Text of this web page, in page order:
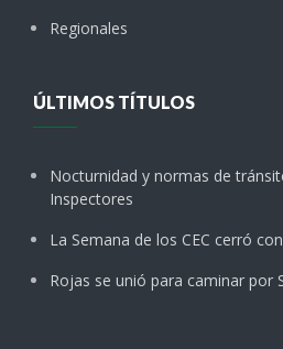
Regionales
ÚLTIMOS TÍTULOS
Nocturnidad y normas de
Inspectores
La Semana de los CEC cerró
Rojas se unió para caminar por